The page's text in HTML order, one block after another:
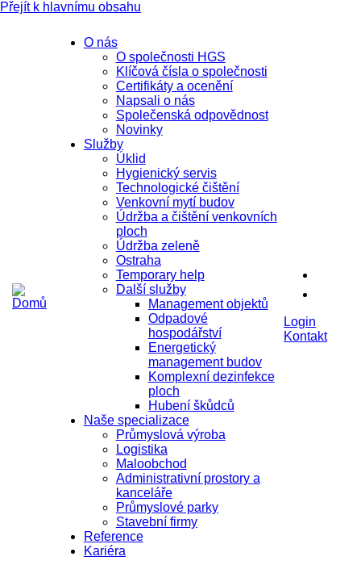
Přejít k hlavnímu obsahu
O nás
O společnosti HGS
Klíčová čísla o společnosti
Certifikáty a ocenění
Napsali o nás
Společenská odpovědnost
Novinky
Služby
Úklid
Hygienický servis
Technologické čištění
Venkovní mytí budov
Údržba a čištění venkovních
ploch
Údržba zeleně
Ostraha
Temporary help
Další služby
Management objektů
Odpadové
hospodářství
Energetický
management budov
Komplexní dezinfekce
ploch
Hubení škůdců
Naše specializace
Průmyslová výroba
Logistika
Maloobchod
Administrativní prostory a
kanceláře
Průmyslové parky
Stavební firmy
Reference
Kariéra
Login
Kontakt